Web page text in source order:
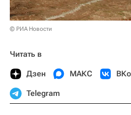
© РИА Новости
Читать в
Дзен МАКС
Telegram